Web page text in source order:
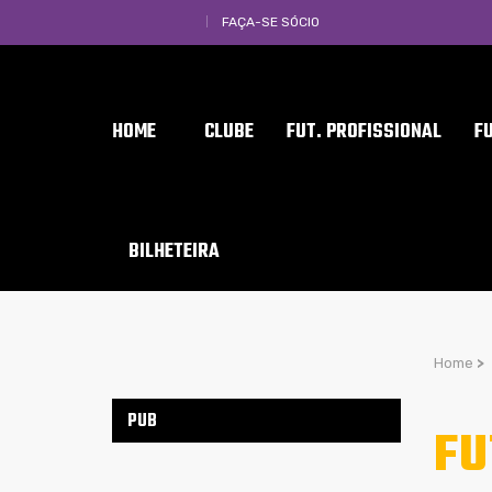
FAÇA-SE SÓCIO
HOME CLUBE FUT. PROFISSIONAL
BILHETEIRA
Home >
PUB